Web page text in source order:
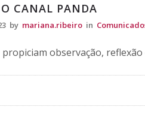
CANAL PANDA
by mariana.ribeiro in
observação,